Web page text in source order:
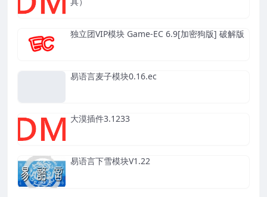
独立团VIP模块 Game-EC 6.9[加密狗版] 破解版
易语言麦子模块0.16.ec
大漠插件3.1233
易语言下雪模块V1.22